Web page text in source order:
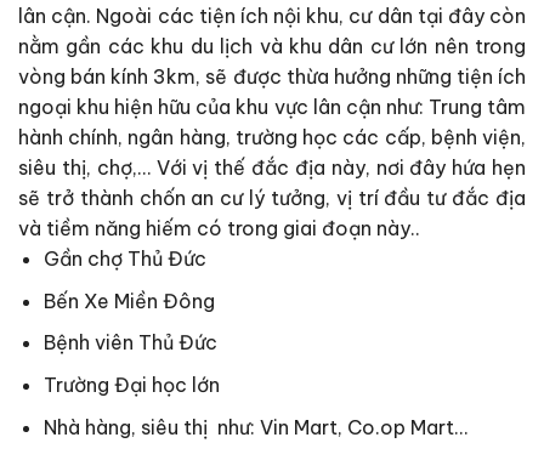
lân cận. Ngoài các tiện ích nội khu, cư dân tại đây còn
nằm gần các khu du lịch và khu dân cư lớn nên trong
vòng bán kính 3km, sẽ được thừa hưởng những tiện ích
ngoại khu hiện hữu của khu vực lân cận như: Trung tâm
hành chính, ngân hàng, trường học các cấp, bệnh viện,
siêu thị, chợ,… Với vị thế đắc địa này, nơi đây hứa hẹn
sẽ trở thành chốn an cư lý tưởng, vị trí đầu tư đắc địa
và tiềm năng hiếm có trong giai đoạn này..
Gần chợ Thủ Đức
Bến Xe Miền Đông
Bệnh viên Thủ Đức
Trường Đại học lớn
Nhà hàng, siêu thị như: Vin Mart, Co.op Mart…